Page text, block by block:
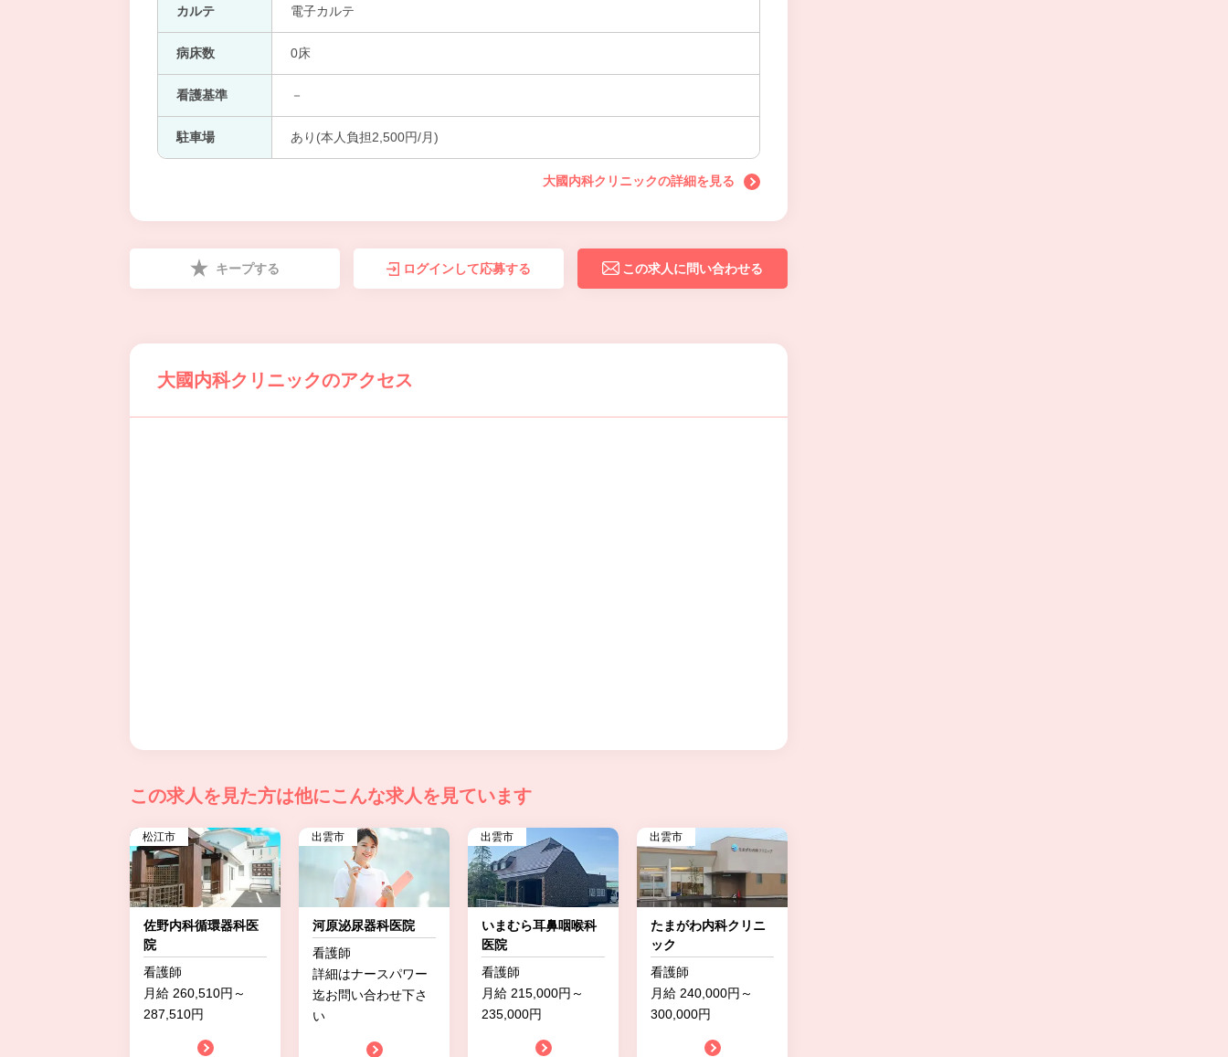
カルテ 電子カルテ
病床数 0床
看護基準 －
駐車場 あり(本人負担2,500円/月)
大國内科クリニックの詳細を見る
キープする ログインして応募する この求人に問い合わせる
大國内科クリニックのアクセス
この求人を見た方は他にこんな求人を見ています
松江市
佐野内科循環器科医
院
看護師
月給 260,510円～
287,510円
出雲市
河原泌尿器科医院
看護師
詳細はナースパワー
迄お問い合わせ下さ
い
出雲市
いまむら耳鼻咽喉科
医院
看護師
月給 215,000円～
235,000円
出雲市
たまがわ内科クリニ
ック
看護師
月給 240,000円～
300,000円